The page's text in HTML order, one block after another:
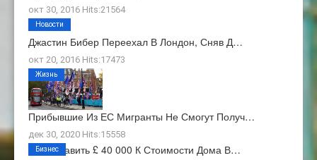
окт 30, 2016 Hits:21564
Джастин Бибер Переехал В Лондон, Сняв Д…
окт 20, 2016 Hits:17473
Новости
Прибывшие Из ЕС Мигранты Не Смогут Получ…
дек 30, 2020 Hits:15558
Жизнь
Как Добавить £ 40 000 К Стоимости Дома В…
Бизнес